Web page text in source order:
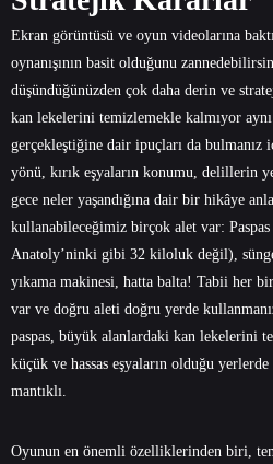
Ekran görüntüsü ve oyun videolarına
oynanışının basit olduğunu
düşündüğünüzden çok daha derin ve
kan lekelerini temizlemekle kalmıyor aynı
gerçekleştiğine dair ipuçları da bulmanız
yönü, kırık eşyaların konumu, delillerin
gece neler yaşandığına dair bir hikâye
kullanabileceğimiz birçok alet var:
Anatoly’ninki gibi 32 kiloluk değil),
yıkama makinesi, hatta balta! Tabii her
var ve doğru aleti doğru yerde
paspas, büyük alanlardaki kan lekelerini
küçük ve hassas eşyaların olduğu
mantıklı.
Oyunun en önemli özelliklerinden biri,